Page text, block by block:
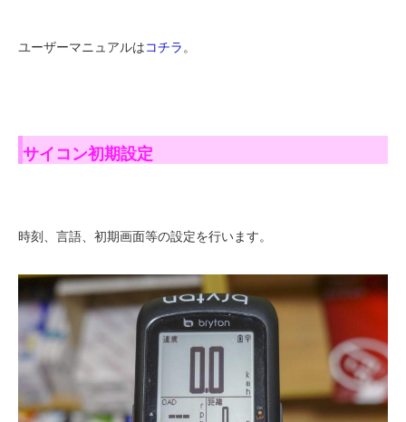
ユーザーマニュアルはコチラ 。
サイコン初期設定
時刻、言語、初期画面等の設定を行います。